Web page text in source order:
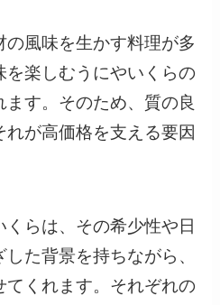
の風味を生かす料理が多
を楽しむうにやいくらの
す。そのため、質の良
が高価格を支える要因
らは、その希少性や日
た背景を持ちながら、
てくれます。それぞれの